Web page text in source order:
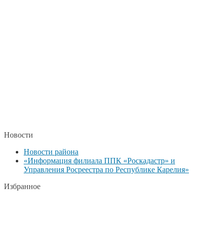
Новости
Новости района
«Информация филиала ППК «Роскадастр» и
Управления Росреестра по Республике Карелия»
Избранное